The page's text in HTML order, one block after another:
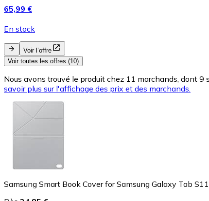
65,99 €
En stock
Voir l’offre
Voir toutes les offres (10)
Nous avons trouvé le produit chez 11 marchands, dont
savoir plus sur l'affichage des prix et des marchands.
Samsung Smart Book Cover for Samsung Galaxy Tab S11